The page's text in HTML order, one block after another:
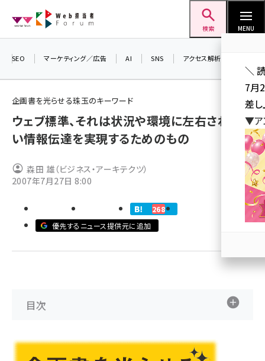
ン
検索 MENU
seo (3519)
youtube (2425)
セミナー (2301)
SEO マーケティング／広告 AI SNS アクセス解析／データ分析
企画書を光らせる珠玉のキーワード
ウェブ標準、それは状況や環境に左右されな
い情報伝達を実現するためのもの
森田 雄（ビジネス・アーキテクツ）
2007年7月27日 8:00
268
優先するニュース提供元に追加
目次
＼
7月
差し
▼ア